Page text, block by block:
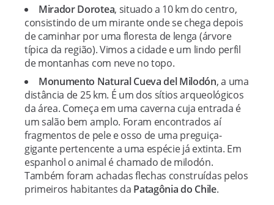
Mirador Dorotea, situado a 10 km do centro,
consistindo de um mirante onde se chega depois
de caminhar por uma floresta de lenga (árvore
típica da região). Vimos a cidade e um lindo perfil
de montanhas com neve no topo.
Monumento Natural Cueva del Milodón, a uma
distância de 25 km. É um dos sítios arqueológicos
da área. Começa em uma caverna cuja entrada é
um salão bem amplo. Foram encontrados aí
fragmentos de pele e osso de uma preguiça-
gigante pertencente a uma espécie já extinta. Em
espanhol o animal é chamado de milodón.
Também foram achadas flechas construídas pelos
primeiros habitantes da Patagônia do Chile.